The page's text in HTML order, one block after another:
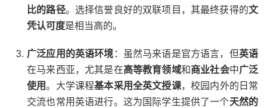
比的路径。选择信誉良好的双联项目，其最终获得的文
凭认可度是相当高的。
广泛应用的英语环境 ：虽然马来语是官方语言，但英语
在马来西亚，尤其是在高等教育领域和商业社会中广泛
使用。大学课程基本采用全英文授课，校园内外的日常
交流也常用英语进行。这为国际学生提供了一个天然的